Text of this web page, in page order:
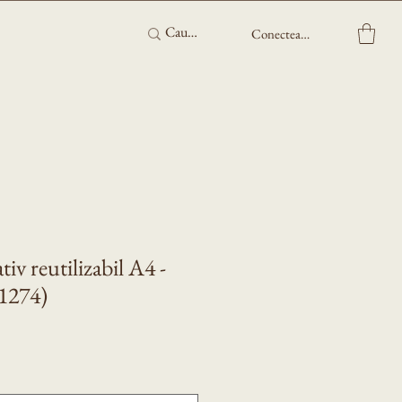
Conectează-te
reutilizabil A4 -